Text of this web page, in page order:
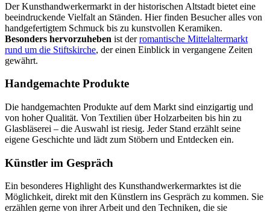
Der Kunsthandwerkermarkt in der historischen Altstadt bietet eine
beeindruckende Vielfalt an Ständen. Hier finden Besucher alles von
handgefertigtem Schmuck bis zu kunstvollen Keramiken.
Besonders hervorzuheben ist derromantische Mittelaltermarkt
rund um die Stiftskirche, der einen Einblick in vergangene Zeiten
gewährt.
Handgemachte Produkte
Die handgemachten Produkte auf dem Markt sind einzigartig und
von hoher Qualität. Von Textilien über Holzarbeiten bis hin zu
Glasbläserei – die Auswahl ist riesig. Jeder Stand erzählt seine
eigene Geschichte und lädt zum Stöbern und Entdecken ein.
Künstler im Gespräch
Ein besonderes Highlight des Kunsthandwerkermarktes ist die
Möglichkeit, direkt mit den Künstlern ins Gespräch zu kommen. Sie
erzählen gerne von ihrer Arbeit und den Techniken, die sie